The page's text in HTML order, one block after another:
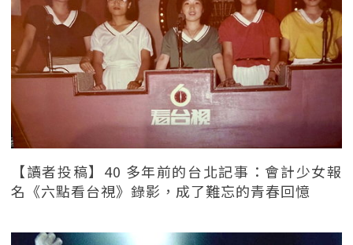
【讀者投稿】40 多年前的台北記事：會計少女報
名《六點看台視》錄影，成了難忘的青春回憶